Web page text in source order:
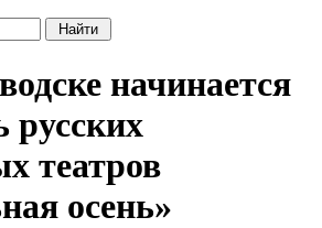
начинается
русских
театров
осень»